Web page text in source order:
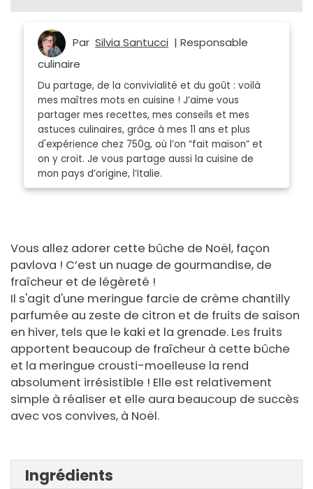
Par Silvia Santucci | Responsable
culinaire
Du partage, de la convivialité et du goût : voilà
mes maîtres mots en cuisine ! J’aime vous
partager mes recettes, mes conseils et mes
astuces culinaires, grâce à mes 11 ans et plus
d'expérience chez 750g, où l’on “fait maison” et
on y croit. Je vous partage aussi la cuisine de
mon pays d’origine, l’Italie.
Vous allez adorer cette bûche de Noël, façon
pavlova ! C’est un nuage de gourmandise, de
fraîcheur et de légèreté !
Il s'agit d'une meringue farcie de crème chantilly
parfumée au zeste de citron et de fruits de saison
en hiver, tels que le kaki et la grenade. Les fruits
apportent beaucoup de fraîcheur à cette bûche
et la meringue crousti-moelleuse la rend
absolument irrésistible ! Elle est relativement
simple à réaliser et elle aura beaucoup de succès
avec vos convives, à Noël.
Ingrédients